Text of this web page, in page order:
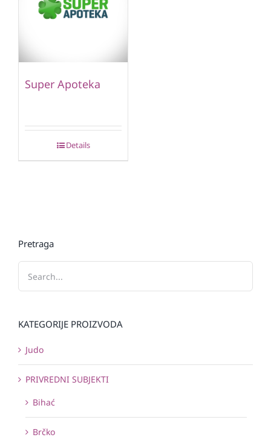
Super Apoteka
Details
Pretraga
KATEGORIJE PROIZVODA
Judo
PRIVREDNI SUBJEKTI
Bihać
Brčko